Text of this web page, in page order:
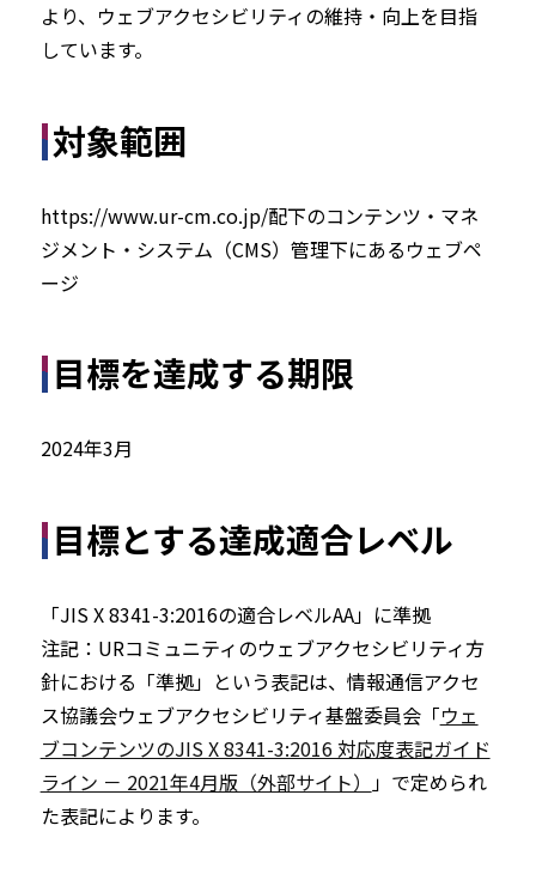
より、ウェブアクセシビリティの維持・向上を目指
しています。
対象範囲
https://www.ur-cm.co.jp/配下のコンテンツ・マネ
ジメント・システム（CMS）管理下にあるウェブペ
ージ
目標を達成する期限
2024年3月
目標とする達成適合レベル
「JIS X 8341-3:2016の適合レベルAA」に準拠
注記：URコミュニティのウェブアクセシビリティ方
針における「準拠」という表記は、情報通信アクセ
ス協議会ウェブアクセシビリティ基盤委員会「ウェ
ブコンテンツのJIS X 8341-3:2016 対応度表記ガイド
ライン － 2021年4月版（外部サイト） 」で定められ
た表記によります。